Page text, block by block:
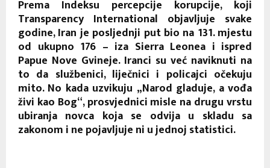
Prema Indeksu percepcije korupcije, koji
Transparency International objavljuje svake
godine, Iran je posljednji put bio na 131. mjestu
od ukupno 176 – iza Sierra Leonea i ispred
Papue Nove Gvineje. Iranci su već naviknuti na
to da službenici, liječnici i policajci očekuju
mito. No kada uzvikuju „Narod gladuje, a vođa
živi kao Bog“, prosvjednici misle na drugu vrstu
ubiranja novca koja se odvija u skladu sa
zakonom i ne pojavljuje ni u jednoj statistici.